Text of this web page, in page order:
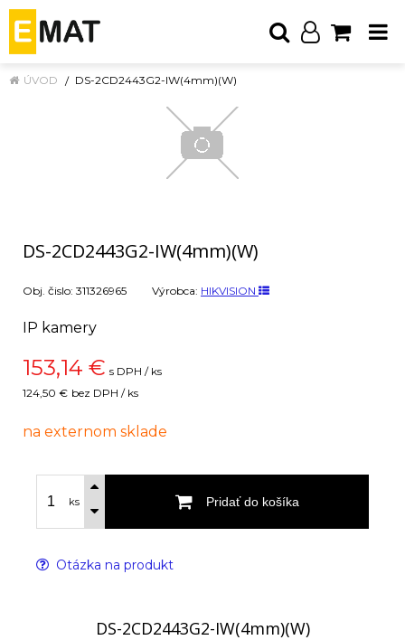
ÚVOD DS-2CD2443G2-IW(4mm)(W)
DS-2CD2443G2-IW(4mm)(W)
Obj. čislo: 311326965 Výrobca: HIKVISION
IP kamery
153,14 € s DPH / ks
124,50 € bez DPH / ks
na externom sklade
ks Pridať do košíka
Otázka na produkt
DS-2CD2443G2-IW(4mm)(W)